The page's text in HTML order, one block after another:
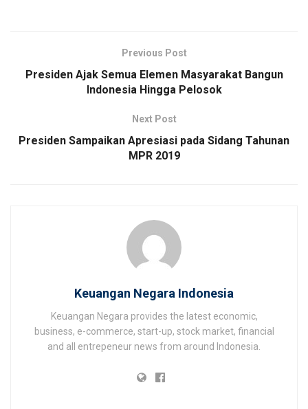
Previous Post
Presiden Ajak Semua Elemen Masyarakat Bangun
Indonesia Hingga Pelosok
Next Post
Presiden Sampaikan Apresiasi pada Sidang Tahunan
MPR 2019
Keuangan Negara Indonesia
Keuangan Negara provides the latest economic,
business, e-commerce, start-up, stock market, financial
and all entrepeneur news from around Indonesia.